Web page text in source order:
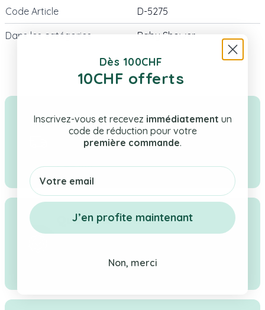
Code Article D-5275
Dans les catégories Baby Shower
Livraison rapide & gratuite
Tes cadeaux en stock expédiés en Suisse
CHF 100.
Qualité & confiance
bébé, enfant & maman.
Dès 100CHF
10CHF offerts
Inscrivez-vous et recevez immédiatement un
code de réduction pour votre
première commande.
Email
J’en profite maintenant
Non, merci